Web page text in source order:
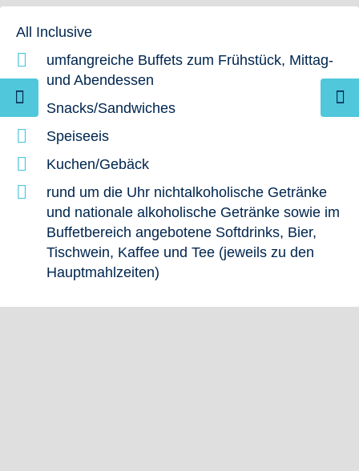
All Inclusive
umfangreiche Buffets zum Frühstück, Mittag-
und Abendessen
Snacks/Sandwiches
Speiseeis
Kuchen/Gebäck
rund um die Uhr nichtalkoholische Getränke
und nationale alkoholische Getränke sowie im
Buffetbereich angebotene Softdrinks, Bier,
Tischwein, Kaffee und Tee (jeweils zu den
Hauptmahlzeiten)